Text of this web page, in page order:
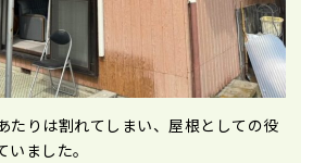
たりは割れてしまい、屋根としての役
ました。